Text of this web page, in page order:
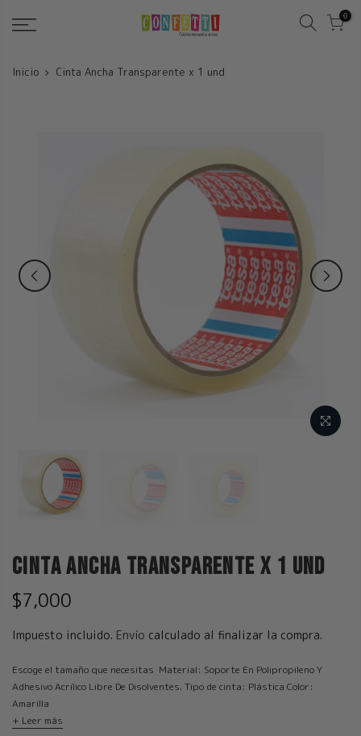
0
Inicio Cinta Ancha Transparente x 1 und
Cinta Ancha Transparente x 1 und
$7,000
Impuesto incluido. Envío calculado al finalizar la compra.
Escoge el tamaño que necesitas Material: Soporte En Polipropileno Y
Adhesivo Acrílico Libre De Disolventes. Tipo de cinta: Plástica Color:
Amarilla
+ Leer más